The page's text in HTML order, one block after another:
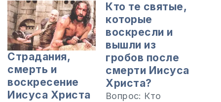
Страдания,
смерть и
воскресение
Иисуса Христа
Кто те святые,
которые
воскресли и
вышли из
гробов после
смерти Иисуса
Христа?
Вопрос: Кто